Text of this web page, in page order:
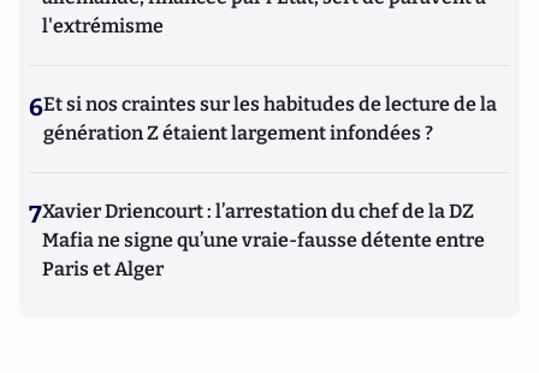
l'extrémisme
6Et si nos craintes sur les habitudes de lecture de la
génération Z étaient largement infondées ?
7Xavier Driencourt : l’arrestation du chef de la DZ
Mafia ne signe qu’une vraie-fausse détente entre
Paris et Alger